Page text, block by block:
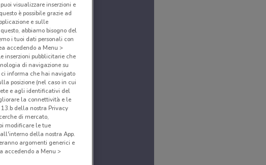
visualizzare inserzioni e
è possibile grazie ad
e sulle
abbiamo bisogno del
i tuoi dati personali con
accedendo a Menu >
inserzioni pubblicitarie che
di navigazione su
ci informa che hai navigato
posizione (nel caso in cui
e agli identificativi del
la connettività e le
della nostra Privacy
di mercato,
modificare le tue
della nostra App.
argomenti generici e
accedendo a Menu >